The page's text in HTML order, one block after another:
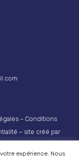
– Conditions
– site créé par
expérience. Nous